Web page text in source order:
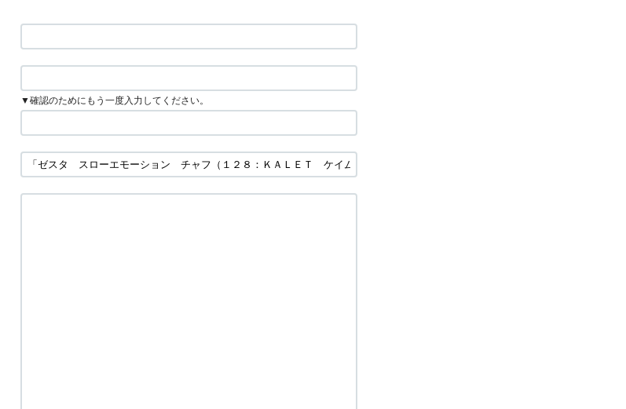
▼確認のためにもう一度入力してください。